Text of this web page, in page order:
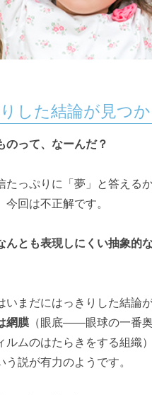
した結論が見つか
のって、なーんだ？
っぷりに「夢」と答える
回は不正解です。
んとも表現しにくい抽象的
まだにはっきりした結論
網膜 （眼底――眼球の一番
ルムのはたらきをする組織
説が有力のようです。